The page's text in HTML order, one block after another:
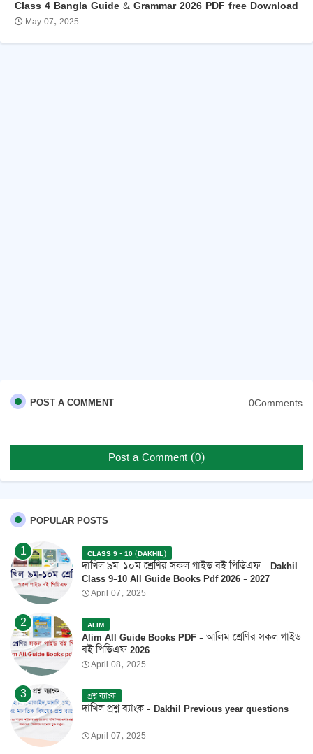
Class 4 Bangla Guide & Grammar 2026 PDF free Download
May 07, 2025
POST A COMMENT 0Comments
Post a Comment (0)
POPULAR POSTS
CLASS 9 - 10 (DAKHIL)
দাখিল ৯ম-১০ম শ্রেণির সকল গাইড বই পিডিএফ - Dakhil
Class 9-10 All Guide Books Pdf 2026 - 2027
April 07, 2025
ALIM
Alim All Guide Books PDF - আলিম শ্রেণির সকল গাইড
বই পিডিএফ 2026
April 08, 2025
প্রশ্ন ব্যাংক
দাখিল প্রশ্ন ব্যাংক - Dakhil Previous year questions
April 07, 2025